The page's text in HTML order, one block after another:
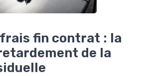
frais fin contrat : la
de la